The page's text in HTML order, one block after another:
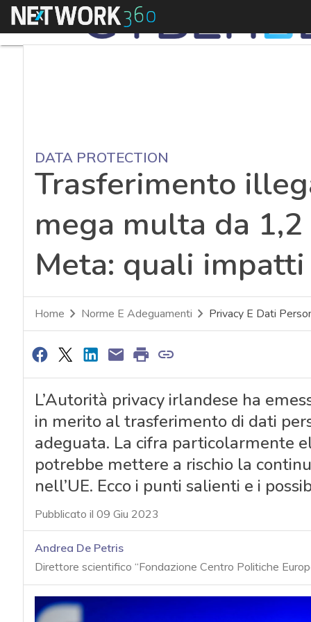
Menu
DATA PROTECTION
Trasferimento
mega multa da
Meta: quali impatti
Home Norme E Adeguamenti Privacy E Dati
L’Autorità privacy irlandese ha
in merito al trasferimento di dati
adeguata. La cifra particolarmente
potrebbe mettere a rischio la
nell’UE. Ecco i punti salienti e i
Pubblicato il 09 Giu 2023
Andrea De Petris
Direttore scientifico “Fondazione Centro Politiche